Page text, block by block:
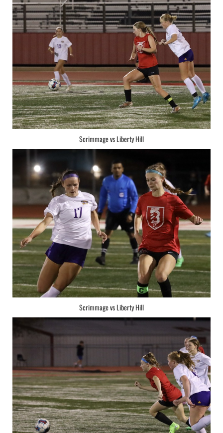
Scrimmage vs Liberty Hill
Scrimmage vs Liberty Hill